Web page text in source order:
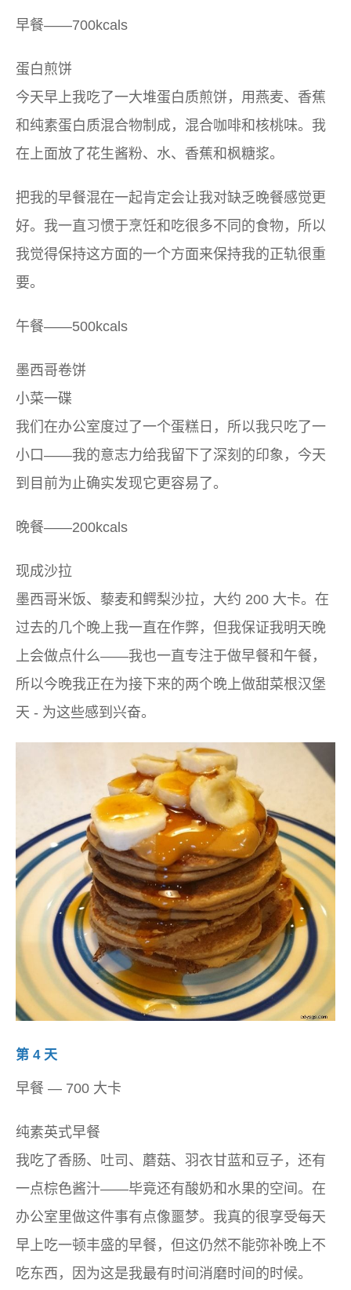
早餐——700kcals
蛋白煎饼
今天早上我吃了一大堆蛋白质煎饼，用燕麦、香蕉
和纯素蛋白质混合物制成，混合咖啡和核桃味。我
在上面放了花生酱粉、水、香蕉和枫糖浆。
把我的早餐混在一起肯定会让我对缺乏晚餐感觉更
好。我一直习惯于烹饪和吃很多不同的食物，所以
我觉得保持这方面的一个方面来保持我的正轨很重
要。
午餐——500kcals
墨西哥卷饼
小菜一碟
我们在办公室度过了一个蛋糕日，所以我只吃了一
小口——我的意志力给我留下了深刻的印象，今天
到目前为止确实发现它更容易了。
晚餐——200kcals
现成沙拉
墨西哥米饭、藜麦和鳄梨沙拉，大约 200 大卡。在
过去的几个晚上我一直在作弊，但我保证我明天晚
上会做点什么——我也一直专注于做早餐和午餐，
所以今晚我正在为接下来的两个晚上做甜菜根汉堡
天 - 为这些感到兴奋。
第 4 天
早餐 — 700 大卡
纯素英式早餐
我吃了香肠、吐司、蘑菇、羽衣甘蓝和豆子，还有
一点棕色酱汁——毕竟还有酸奶和水果的空间。在
办公室里做这件事有点像噩梦。我真的很享受每天
早上吃一顿丰盛的早餐，但这仍然不能弥补晚上不
吃东西，因为这是我最有时间消磨时间的时候。